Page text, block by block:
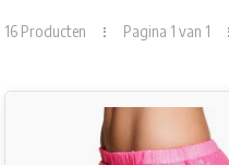
16 Producten Pagina 1 van 1